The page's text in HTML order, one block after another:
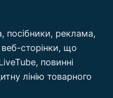
посібники, реклама,
веб-сторінки, що
повинні
лінію товарного